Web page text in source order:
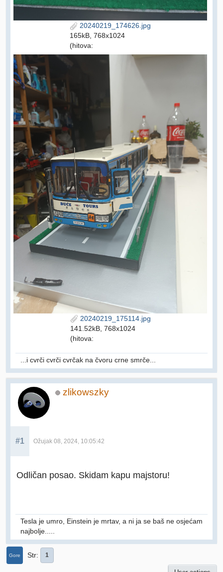
20240219_174626.jpg
165kB, 768x1024
(hitova:
20240219_175114.jpg
141.52kB, 768x1024
(hitova:
...i cvrči cvrči cvrčak na čvoru crne smrče...
zlikowszky
#1 Ožujak 08, 2024, 10:05:42
Odličan posao. Skidam kapu majstoru!
Tesla je umro, Einstein je mrtav, a ni ja se baš ne osjećam
najbolje.....
Gore Str 1